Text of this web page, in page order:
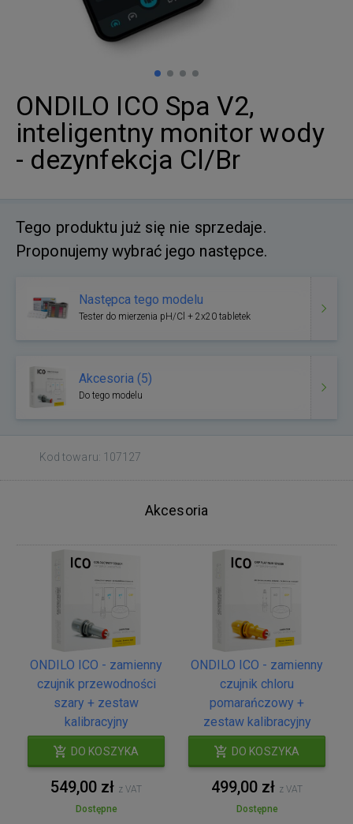
ONDILO ICO Spa V2,
inteligentny monitor wody
- dezynfekcja Cl/Br
Tego produktu już się nie sprzedaje.
Proponujemy wybrać jego następce.
Następca tego modelu
Tester do mierzenia pH/Cl + 2x20 tabletek
Akcesoria (5)
Do tego modelu
Kod towaru: 107127
Akcesoria
ONDILO ICO - zamienny
czujnik przewodności
szary + zestaw
kalibracyjny
DO KOSZYKA
549,00 zł z VAT
Dostępne
ONDILO ICO - zamienny
czujnik chloru
pomarańczowy +
zestaw kalibracyjny
DO KOSZYKA
499,00 zł z VAT
Dostępne